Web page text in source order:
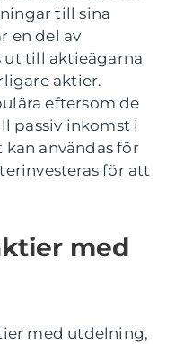
till sina
en del av
ut till aktieägarna
aktier.
eftersom de
passiv inkomst i
användas för
för att
med
med utdelning,